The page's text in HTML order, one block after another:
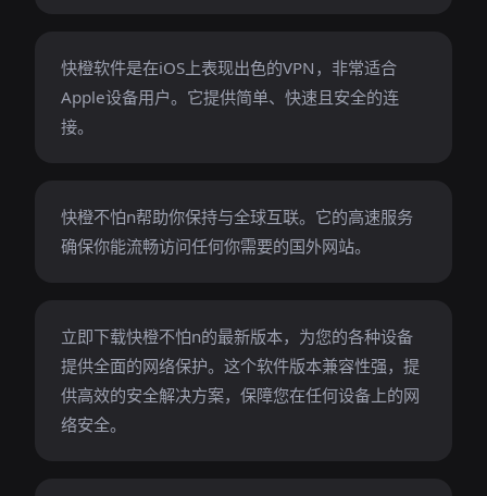
快橙软件是在iOS上表现出色的VPN，非常适合
Apple设备用户。它提供简单、快速且安全的连
接。
快橙不怕n帮助你保持与全球互联。它的高速服务
确保你能流畅访问任何你需要的国外网站。
立即下载快橙不怕n的最新版本，为您的各种设备
提供全面的网络保护。这个软件版本兼容性强，提
供高效的安全解决方案，保障您在任何设备上的网
络安全。